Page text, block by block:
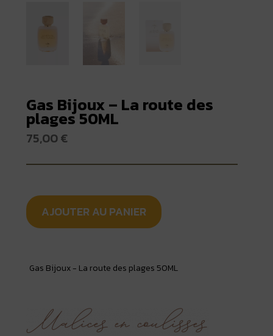
Gas Bijoux – La route des
plages 50ML
75,00€
AJOUTER AU PANIER
Gas Bijoux - La route des plages 50ML